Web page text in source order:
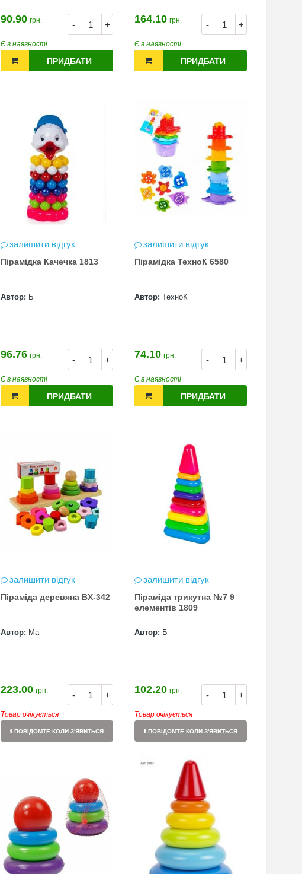
- +
90.90 грн.
Є в наявності
ПРИДБАТИ
- +
164.10 грн.
Є в наявності
ПРИДБАТИ
залишити відгук
Пірамідка Качечка 1813
Автор: Б
- +
96.76 грн.
Є в наявності
ПРИДБАТИ
залишити відгук
Пірамідка ТехноК 6580
Автор: ТехноК
- +
74.10 грн.
Є в наявності
ПРИДБАТИ
залишити відгук
Піраміда деревяна BX-342
Автор: Ма
- +
223.00 грн.
Товар очікується
ПОВІДОМТЕ КОЛИ З'ЯВИТЬСЯ
залишити відгук
Піраміда трикутна №7 9
елементів 1809
Автор: Б
- +
102.20 грн.
Товар очікується
ПОВІДОМТЕ КОЛИ З'ЯВИТЬСЯ